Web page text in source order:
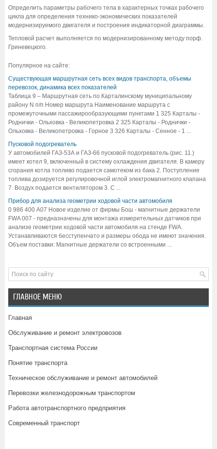
Определить параметры рабочего тела в характерных точках рабочего
цикла для определения технико-экономических показателей
модернизируемого двигателя и построения индикаторной диаграммы.
Тепловой расчет выполняется по модернизированному методу порф.
Гриневецкого.
Популярное на сайте:
Существующая маршрутная сеть всех видов транспорта, объемы
перевозок, динамика всех показателей
Таблица 9 – Маршрутная сеть по Карталинскому муниципальному
району N п/п Номер маршрута Наименование маршрута с
промежуточными пассажирообразующими пунктами 1 325 Карталы -
Роднички - Ольховка - Великопетровка 2 325 Карталы - Роднички -
Ольховка - Великопетровка - Горное 3 326 Карталы - Сенное - 1 ...
Пусковой подогреватель
У автомобилей ГАЗ-53А и ГАЗ-66 пусковой подогреватель (рис. 11.)
имеет котел 9, включенный в систему охлаждения двигателя. В камеру
сгорания котла топливо подается самотеком из бака 2. Поступление
топлива дозируется регулировочной иглой электромагнитного клапана
7. Воздух подается вентилятором 3. С ...
Прибор для анализа геометрии ходовой части автомобиля
0 986 400 A07 Новое изделие от фирмы Бош - магнитные держатели
FWA 007 - предназначены для монтажа измерительных датчиков при
анализе геометрии ходовой части автомобиля на стенде FWA.
Устанавливаются бесступенчато и размеры обода не имеют значения.
Объем поставки: Магнитные держатели со встроенными ...
ГЛАВНОЕ МЕНЮ
Главная
Обслуживание и ремонт электровозов
Транспортная система России
Понятие транспорта
Техническое обслуживание и ремонт автомобилей
Перевозки железнодорожным транспортом
Работа автотранспортного предприятия
Современный транспорт